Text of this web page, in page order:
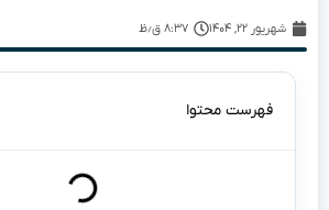
شهریور ۲۲, ۱۴۰۴ ۸:۳۷ ق٫ظ
فهرست محتوا